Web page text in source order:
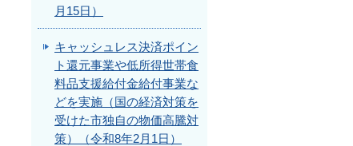
月15日）
キャッシュレス決済ポイン
ト還元事業や低所得世帯食
料品支援給付金給付事業な
どを実施（国の経済対策を
受けた市独自の物価高騰対
策）（令和8年2月1日）